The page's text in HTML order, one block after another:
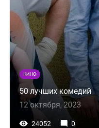
КИНО
50 лучших комедий
12 октября, 2023
24052 0